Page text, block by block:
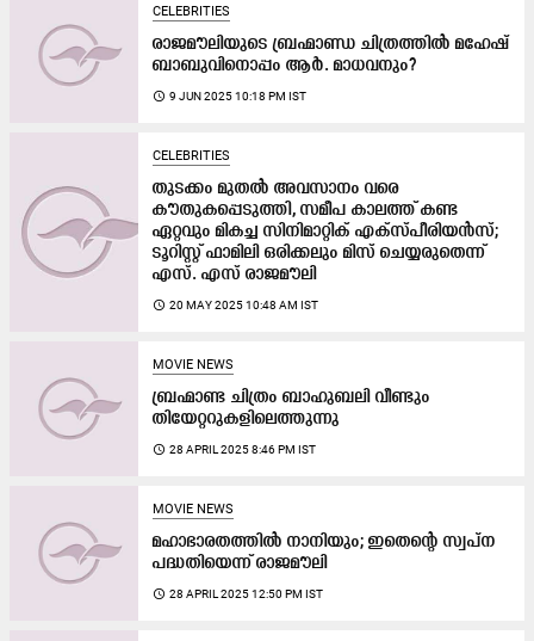
CELEBRITIES
രാജമൗലിയുടെ ബ്രഹ്മാണ്ഡ ചിത്രത്തിൽ മഹേഷ്
ബാബുവിനൊപ്പം ആർ. മാധവനും?
access_time 9 JUN 2025 10:18 PM IST
CELEBRITIES
തുടക്കം മുതൽ അവസാനം വരെ
കൗതുകപ്പെടുത്തി, സമീപ കാലത്ത് കണ്ട
ഏറ്റവും മികച്ച സിനിമാറ്റിക് എക്സ്പീരിയൻസ്;
ടൂറിസ്റ്റ് ഫാമിലി ഒരിക്കലും മിസ് ചെയ്യരുതെന്ന്
എസ്. എസ് രാജമൗലി
access_time 20 MAY 2025 10:48 AM IST
MOVIE NEWS
ബ്രഹ്മാണ്ട ചിത്രം ബാഹുബലി വീണ്ടും
തിയേറ്ററുകളിലെത്തുന്നു
access_time 28 APRIL 2025 8:46 PM IST
MOVIE NEWS
മഹാഭാരതത്തിൽ നാനിയും; ഇതെന്‍റെ സ്വപ്ന
പദ്ധതിയെന്ന് രാജമൗലി
access_time 28 APRIL 2025 12:50 PM IST